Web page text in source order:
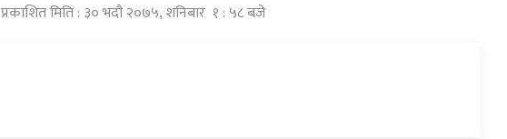
प्रकाशित मिति : ३० भदौ २०७५, शनिबार १ : ५८ बजे